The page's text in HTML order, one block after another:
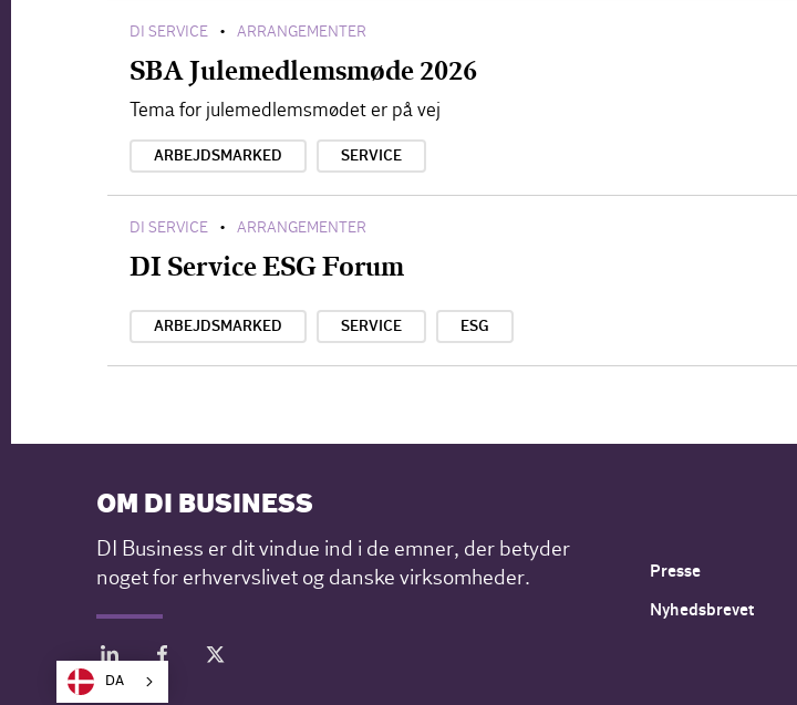
DI SERVICE • ARRANGEMENTER
SBA Julemedlemsmøde 2026
Tema for julemedlemsmødet er på vej
ARBEJDSMARKED SERVICE
DI SERVICE • ARRANGEMENTER
DI Service ESG Forum
ARBEJDSMARKED SERVICE ESG
OM DI BUSINESS
DI Business er dit vindue ind i de emner, der betyder
noget for erhvervslivet og danske virksomheder.
Presse
Nyhedsbrevet
DA